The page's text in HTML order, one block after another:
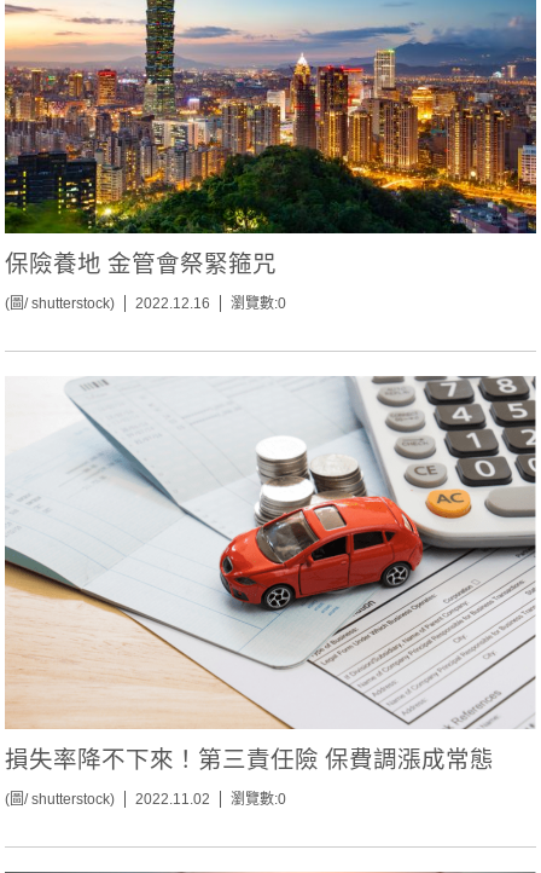
保險養地 金管會祭緊箍咒
(圖/ shutterstock) 2022.12.16 瀏覽數:0
損失率降不下來！第三責任險 保費調漲成常態
(圖/ shutterstock) 2022.11.02 瀏覽數:0